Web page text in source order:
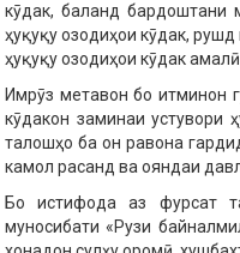
кӯдак, баланд бардоштани
ҳуқуқу озодиҳои кӯдак,
ҳуқуқу озодиҳои кӯдак
Имрӯз метавон бо итминон
кӯдакон заминаи устувори
талошҳо ба он равона
камол расанд ва ояндаи
Бо истифода аз фурсат
муносибати «Рузи